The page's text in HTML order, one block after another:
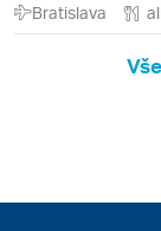
Bratislava